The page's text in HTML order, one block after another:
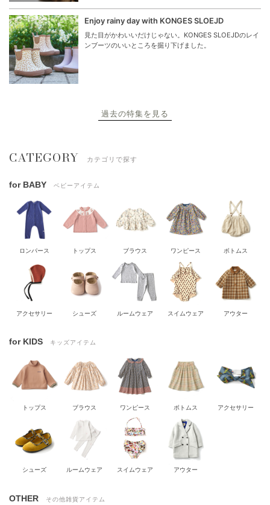
Enjoy rainy day with KONGES SLOEJD
見た目がかわいいだけじゃない。KONGES SLOEJDのレイ
ンブーツのいいところを掘り下げました。
過去の特集を見る
CATEGORY カテゴリで探す
for BABY ベビーアイテム
ロンパース トップス ブラウス ワンピース ボトムス
アクセサリー シューズ ルームウェア スイムウェア アウター
for KIDS キッズアイテム
トップス ブラウス ワンピース ボトムス アクセサリー
シューズ ルームウェア スイムウェア アウター
OTHER その他雑貨アイテム